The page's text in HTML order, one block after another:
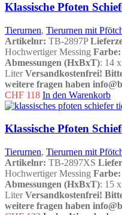
Klassische Pfoten
Tierurnen, Tierurnen mit
Artikelnr: TB-2897P
Hochwertiger Messing Farbe:
Abmessungen (HxBxT): 14
LiterVersandkostenfrei!
weitere fragen haben
CHF 118 In den Warenkorb
Klassische Pfoten
Tierurnen, Tierurnen mit
Artikelnr: TB-2897XS
Hochwertiger Messing Farbe:
Abmessungen (HxBxT): 15
LiterVersandkostenfrei!
weitere fragen haben